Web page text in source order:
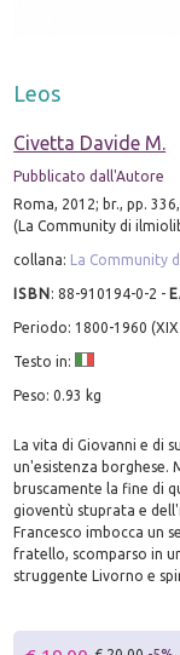
Leos
Civetta Davide M.
Pubblicato dall'Autore
Roma, 2012; br., pp.
(La Community di
collana: La Community
ISBN:88-910194-0-2 -
Periodo: 1800-1960
Testo in:
Peso: 0.93 kg
La vita di Giovanni e di
un'esistenza borghese.
bruscamente la fine di
gioventù stuprata e
Francesco imbocca un
fratello, scomparso in
struggente Livorno e